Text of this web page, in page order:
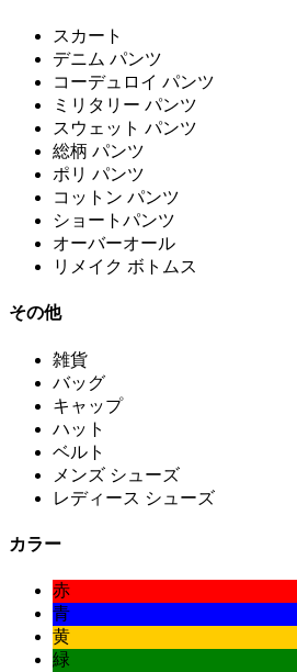
スカート
デニム パンツ
コーデュロイ パンツ
ミリタリー パンツ
スウェット パンツ
総柄 パンツ
ポリ パンツ
コットン パンツ
ショートパンツ
オーバーオール
リメイク ボトムス
その他
雑貨
バッグ
キャップ
ハット
ベルト
メンズ シューズ
レディース シューズ
カラー
赤
青
黄
緑